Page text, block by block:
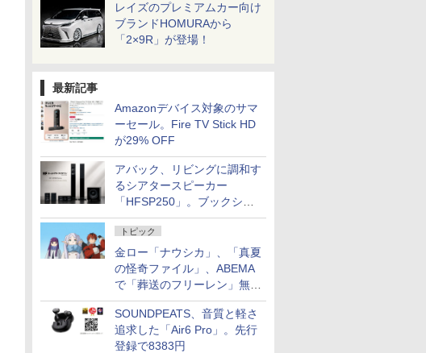
レイズのプレミアムカー向け
ブランドHOMURAから
「2×9R」が登場！
最新記事
Amazonデバイス対象のサマ
ーセール。Fire TV Stick HD
が29% OFF
アバック、リビングに調和す
るシアタースピーカー
「HFSP250」。ブックシェ
ルフはペア3万円以下
トピック
金ロー「ナウシカ」、「真夏
の怪奇ファイル」、ABEMA
で「葬送のフリーレン」無料
配信など。夏の特番・配信情
報
SOUNDPEATS、音質と軽さ
追求した「Air6 Pro」。先行
登録で8383円